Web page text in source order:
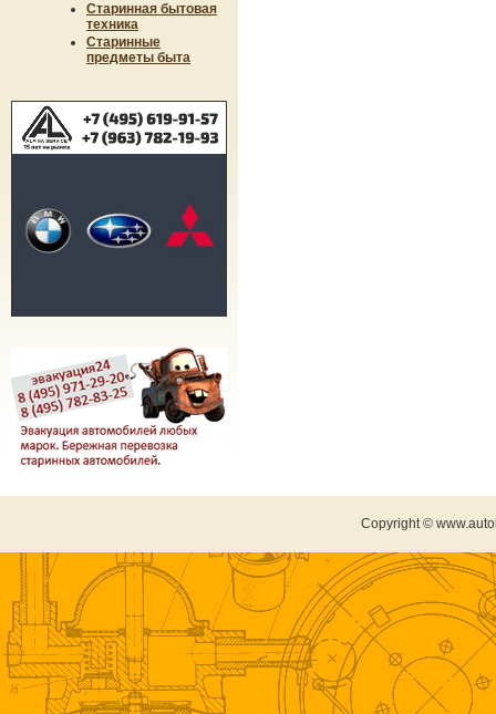
Старинная бытовая
техника
Старинные
предметы быта
Copyright ©